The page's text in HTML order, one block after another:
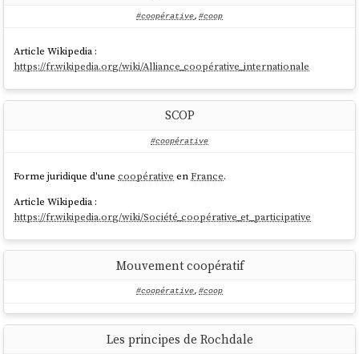
#coopérative, #coop
Article Wikipedia :
https://fr.wikipedia.org/wiki/Alliance_coopérative_internationale
SCOP
#coopérative
Forme juridique d'unecoopérative enFrance.
Article Wikipedia :
https://fr.wikipedia.org/wiki/Société_coopérative_et_participative
Mouvement coopératif
#coopérative, #coop
Les principes de Rochdale